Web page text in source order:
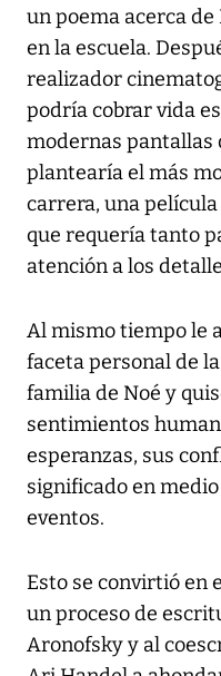
un poema acerca
en la escuela.
realizador
podría cobrar vida
modernas pantallas
plantearía el más
carrera, una
que requería tanto
atención a los
Al mismo tiempo le
faceta personal de
familia de Noé y
sentimientos
esperanzas, sus
significado en
eventos.
Esto se convirtió en
un proceso de
Aronofsky y al